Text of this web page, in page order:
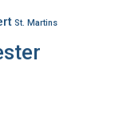
St. Martins